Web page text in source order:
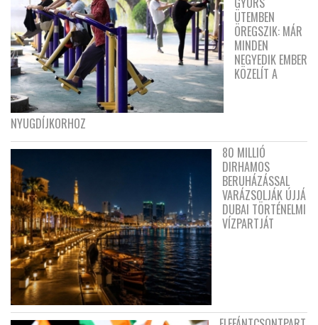
ÜTEMBEN
ÖREGSZIK: MÁR
MINDEN
NEGYEDIK EMBER
KÖZELÍT A
NYUGDÍJKORHOZ
80 MILLIÓ
DIRHAMOS
BERUHÁZÁSSAL
VARÁZSOLJÁK ÚJJÁ
DUBAI TÖRTÉNELMI
VÍZPARTJÁT